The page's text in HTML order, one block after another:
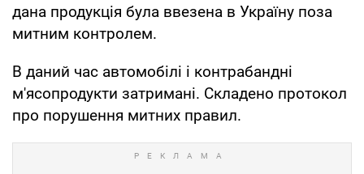
дана продукція була ввезена в Україну поза
митним контролем.
В даний час автомобілі і контрабандні
м'ясопродукти затримані. Складено протокол
про порушення митних правил.